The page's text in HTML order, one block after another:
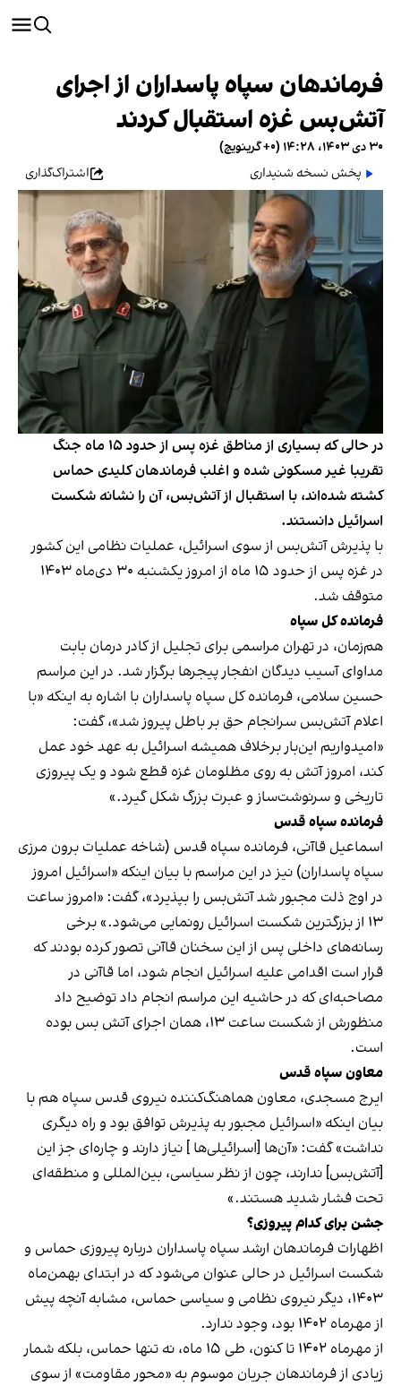
فرماندهان سپاه پاسداران از اجرای
آتش‌بس غزه استقبال کردند
۳۰ دی ۱۴۰۳، ۱۴:۲۸ (‎+۰ گرینویچ)
پخش نسخه شنیداری
اشتراک‌گذاری
در حالی که بسیاری از مناطق غزه پس از حدود ۱۵ ماه جنگ
تقریبا غیر مسکونی شده و اغلب فرماندهان کلیدی حماس
کشته شده‌اند، با استقبال از آتش‌بس، آن را نشانه شکست
اسرائیل دانستند.
با پذیرش آتش‌بس از سوی اسرائیل، عملیات نظامی این کشور
در غزه پس از حدود ۱۵ ماه از امروز یکشنبه ۳۰ دی‌ماه ۱۴۰۳
متوقف شد.
فرمانده کل سپاه
هم‌زمان، در تهران مراسمی برای تجلیل از کادر درمان بابت
مداوای آسیب دیدگان انفجار پیجرها برگزار شد. در این مراسم
حسین سلامی، فرمانده کل سپاه پاسداران با اشاره به اینکه «با
اعلام آتش‌بس سرانجام حق بر باطل پیروز شد»، گفت:
«امیدواریم این‌بار برخلاف همیشه اسرائیل به عهد خود عمل
کند، امروز آتش به روی مظلومان غزه قطع شود و یک پیروزی
تاریخی و سرنوشت‌ساز و عبرت بزرگ شکل گیرد.»
فرمانده سپاه قدس
اسماعیل قاآنی، فرمانده سپاه قدس (شاخه عملیات برون مرزی
سپاه پاسداران) نیز در این مراسم با بیان اینکه «اسرائیل امروز
در اوج ذلت مجبور شد آتش‌بس را بپذیرد»، گفت: «امروز ساعت
۱۳ از بزرگترین شکست اسرائیل رونمایی می‌شود.» برخی
رسانه‌های داخلی پس از این سخنان قاآنی تصور کرده بودند که
قرار است اقدامی علیه اسرائیل انجام شود، اما قاآنی در
مصاحبه‌ای که در حاشیه این مراسم انجام داد توضیح داد
منظورش از شکست ساعت ۱۳، همان اجرای آتش بس بوده
است.
معاون سپاه قدس
ایرج مسجدی، معاون هماهنگ‌کننده نیروی قدس سپاه هم با
بیان اینکه «اسرائیل مجبور به پذیرش توافق بود و راه دیگری
نداشت» گفت: «آن‌ها [اسرائیلی‌ها ] نیاز دارند و چاره‌ای جز این
[آتش‌بس] ندارند، چون از نظر سیاسی، بین‌المللی و منطقه‌ای
تحت فشار شدید هستند.»
جشن برای کدام پیروزی؟
اظهارات فرماندهان ارشد سپاه پاسداران درباره پیروزی حماس و
شکست اسرائیل در حالی عنوان می‌شود که در ابتدای بهمن‌ماه
۱۴۰۳، دیگر نیروی نظامی و سیاسی حماس، مشابه آنچه پیش
از مهرماه ۱۴۰۲ بود، وجود ندارد.
از مهرماه ۱۴۰۲ تا کنون، طی ۱۵ ماه، نه تنها حماس، بلکه شمار
زیادی از فرماندهان جریان موسوم به «محور مقاومت» از سوی